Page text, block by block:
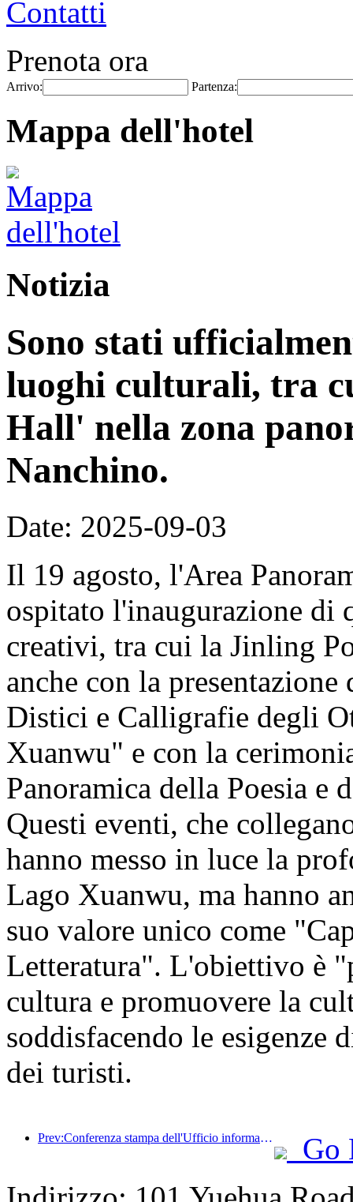
Contatti
Prenota ora
Arrivo: Partenza:
Mappa dell'hotel
Notizia
Sono stati
luoghi culturali, tra
Hall' nella zona
Nanchino.
Date: 2025-09-03
Il 19 agosto, l'Area
ospitato l'inaugurazione di
creativi, tra cui la Jinling
anche con la
Distici e Calligrafie degli
Xuanwu" e con la
Panoramica della Poesia e
Questi eventi, che
hanno messo in luce la
Lago Xuanwu, ma hanno
suo valore unico come
Letteratura". L'obiettivo è
cultura e promuovere la
soddisfacendo le esigenze
dei turisti.
Prev:Conferenza stampa dell'Ufficio informazioni del Consiglio di Stato: Attualmente, nel mio Paese ci sono 28 porti di frontiera in grado di fornire servizi turistici con guida autonoma
Go